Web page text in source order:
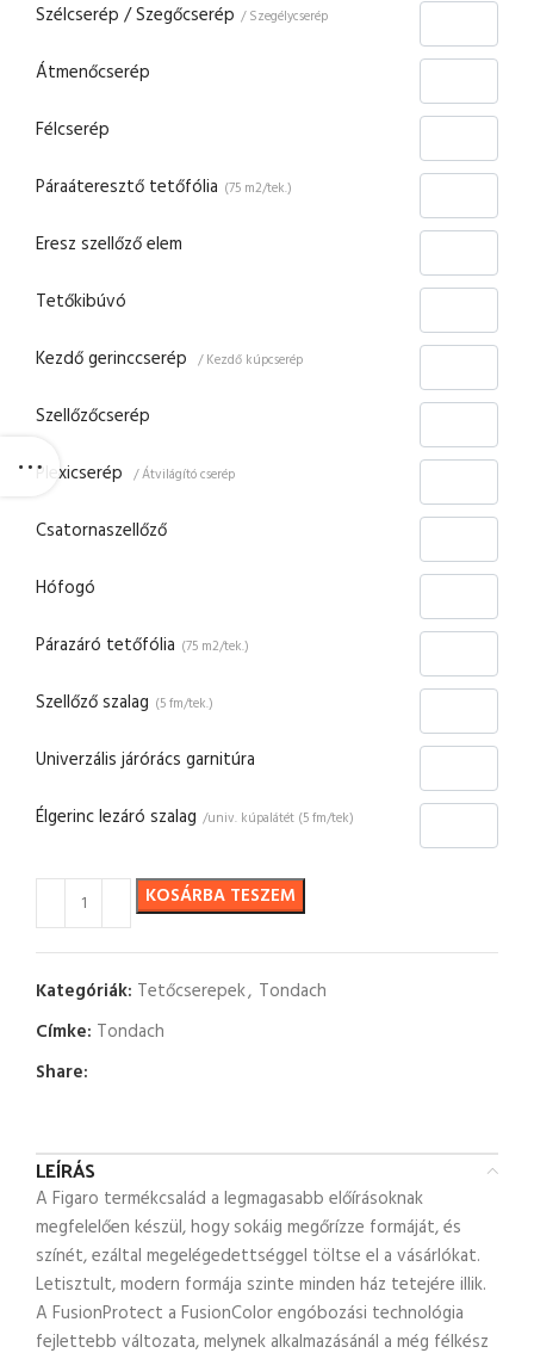
Szélcserép / Szegőcserép / Szegélycserép
Átmenőcserép
Félcserép
Páraáteresztő tetőfólia (75 m2/tek.)
Eresz szellőző elem
Tetőkibúvó
Kezdő gerinccserép / Kezdő kúpcserép
Szellőzőcserép
Plexicserép / Átvilágító cserép
Csatornaszellőző
Hófogó
Párazáró tetőfólia (75 m2/tek.)
Szellőző szalag (5 fm/tek.)
Univerzális járórács garnitúra
Élgerinc lezáró szalag /univ. kúpalátét (5 fm/tek)
KOSÁRBA TESZEM
Kategóriák: Tetőcserepek, Tondach
Címke: Tondach
Share:
LEÍRÁS
A Figaro termékcsalád a legmagasabb előírásoknak
megfelelően készül, hogy sokáig megőrízze formáját, és
színét, ezáltal megelégedettséggel töltse el a vásárlókat.
Letisztult, modern formája szinte minden ház tetejére illik.
A FusionProtect a FusionColor engóbozási technológia
fejlettebb változata, melynek alkalmazásánál a még félkész